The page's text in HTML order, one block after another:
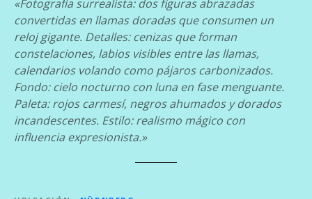
«Fotografía surrealista: dos figuras abrazadas
convertidas en llamas doradas que consumen un
reloj gigante. Detalles: cenizas que forman
constelaciones, labios visibles entre las llamas,
calendarios volando como pájaros carbonizados.
Fondo: cielo nocturno con luna en fase menguante.
Paleta: rojos carmesí, negros ahumados y dorados
incandescentes. Estilo: realismo mágico con
influencia expresionista.»